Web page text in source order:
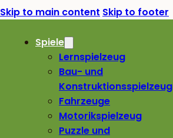
Skip to main content Skip to footer
Spiele
Lernspielzeug
Bau- und
Konstruktionsspielzeug
Fahrzeuge
Motorikspielzeug
Puzzle und